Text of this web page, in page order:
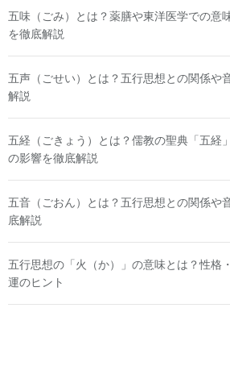
五味（ごみ）とは？薬膳や東洋医学での意
を徹底解説
五声（ごせい）とは？五行思想との関係や
解説
五経（ごきょう）とは？儒教の聖典「五経
の影響を徹底解説
五音（ごおん）とは？五行思想との関係や
底解説
五行思想の「火（か）」の意味とは？性格
運のヒント